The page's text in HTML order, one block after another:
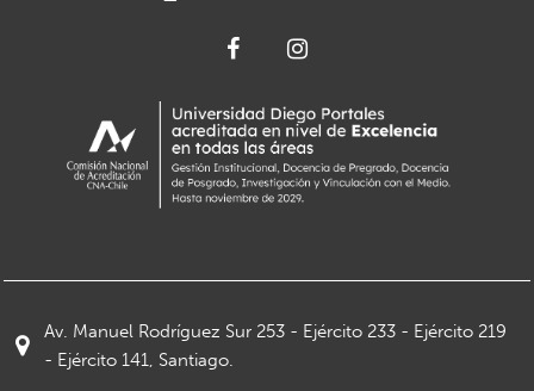
Av. Manuel Rodríguez Sur 253 - Ejército 233 - Ejército 219
- Ejército 141, Santiago.